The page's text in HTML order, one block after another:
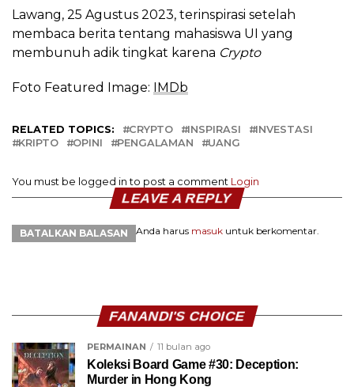
Lawang, 25 Agustus 2023, terinspirasi setelah
membaca berita tentang mahasiswa UI yang
membunuh adik tingkat karena Crypto
Foto Featured Image: IMDb
RELATED TOPICS: CRYPTO INSPIRASI
INVESTASI
KRIPTO
OPINI PENGALAMAN UANG
You must be logged in to post a comment Login
LEAVE A REPLY
BATALKAN BALASAN Anda harus masuk untuk berkomentar.
FANANDI'S CHOICE
PERMAINAN 11 bulan ago
Koleksi Board Game #30: Deception:
Murder in Hong Kong